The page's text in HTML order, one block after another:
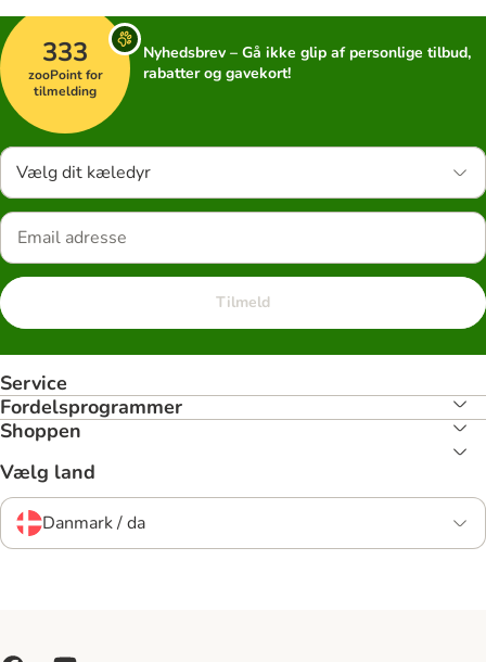
333
zooPoint for
tilmelding
Nyhedsbrev – Gå ikke glip af personlige tilbud,
rabatter og gavekort!
Vælg dit kæledyr
Tilmeld
Service
Fordelsprogrammer
Shoppen
Vælg land
Danmark / da